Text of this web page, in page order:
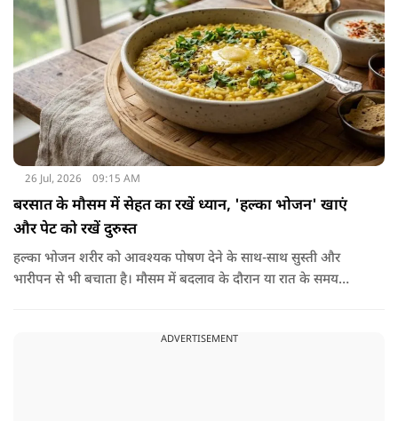
26 Jul, 2026 09:15 AM
बरसात के मौसम में सेहत का रखें ध्यान, 'हल्का भोजन' खाएं
और पेट को रखें दुरुस्त
हल्का भोजन शरीर को आवश्यक पोषण देने के साथ-साथ सुस्ती और
भारीपन से भी बचाता है। मौसम में बदलाव के दौरान या रात के समय
में हल्का भोजन मेटाबॉलिज्म के लिए भी बेहतर होता है।
ADVERTISEMENT